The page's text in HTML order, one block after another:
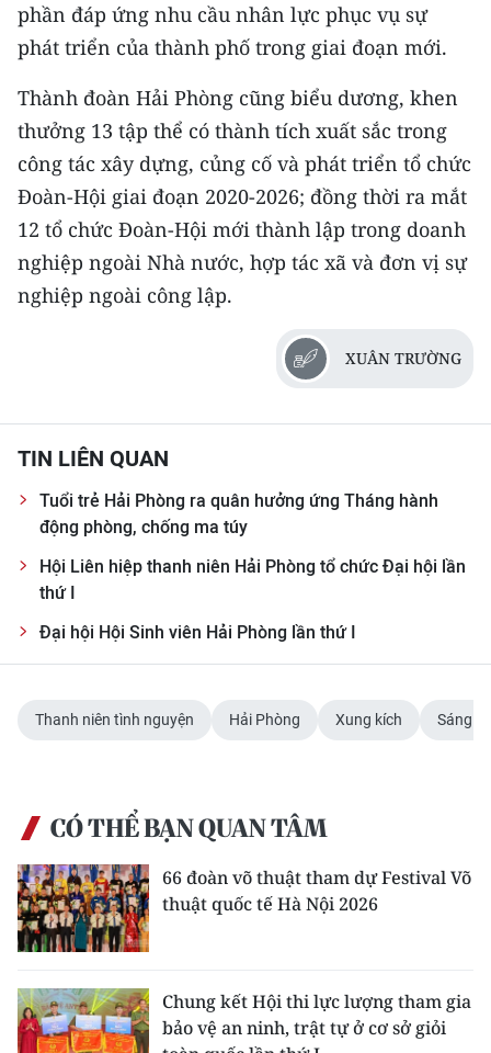
ĐỌC BÁO IN
ENGLISH
中文
FRANÇAIS
РУССКИЙ
ESPAÑOL
phần đáp ứng nhu cầu nhân lực phục vụ sự
phát triển của thành phố trong giai đoạn mới.
Thành đoàn Hải Phòng cũng biểu dương, khen
thưởng 13 tập thể có thành tích xuất sắc trong
công tác xây dựng, củng cố và phát triển tổ chức
Đoàn-Hội giai đoạn 2020-2026; đồng thời ra mắt
12 tổ chức Đoàn-Hội mới thành lập trong doanh
nghiệp ngoài Nhà nước, hợp tác xã và đơn vị sự
nghiệp ngoài công lập.
XUÂN TRƯỜNG
TIN LIÊN QUAN
Tuổi trẻ Hải Phòng ra quân hưởng ứng Tháng hành
động phòng, chống ma túy
Hội Liên hiệp thanh niên Hải Phòng tổ chức Đại hội lần
thứ I
Đại hội Hội Sinh viên Hải Phòng lần thứ I
Thanh niên tình nguyện Hải Phòng Xung kích Sáng
CÓ THỂ BẠN QUAN TÂM
66 đoàn võ thuật tham dự Festival Võ
thuật quốc tế Hà Nội 2026
Chung kết Hội thi lực lượng tham gia
bảo vệ an ninh, trật tự ở cơ sở giỏi